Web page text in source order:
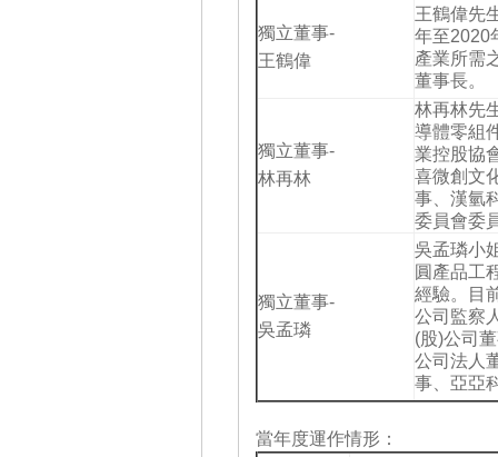
獨立董事-
王鶴偉
王鶴偉先
年至2020
產業所需
董事長。
獨立董事-
林再林
林再林先
導體零組
業控股協
喜微創文
事、漢氫
委員會委
獨立董事-
吳孟璘
吳孟璘小
圓產品工
經驗。目
公司監察
(股)公司
公司法人
事、亞亞
當年度運作情形：